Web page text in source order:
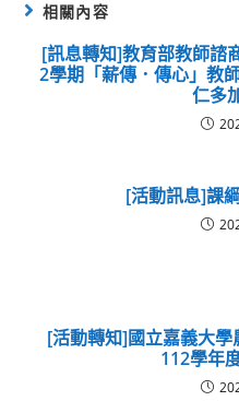
相關內容
[訊息轉知]教育部教師諮
2學期「薪傳．傳心」教
仁多
[活動訊息]課
[活動轉知]國立嘉義大
112學年